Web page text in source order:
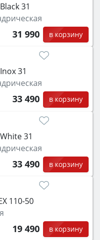
31
31 990 в корзину
31
33 490 в корзину
31
33 490 в корзину
110-50
19 490 в корзину